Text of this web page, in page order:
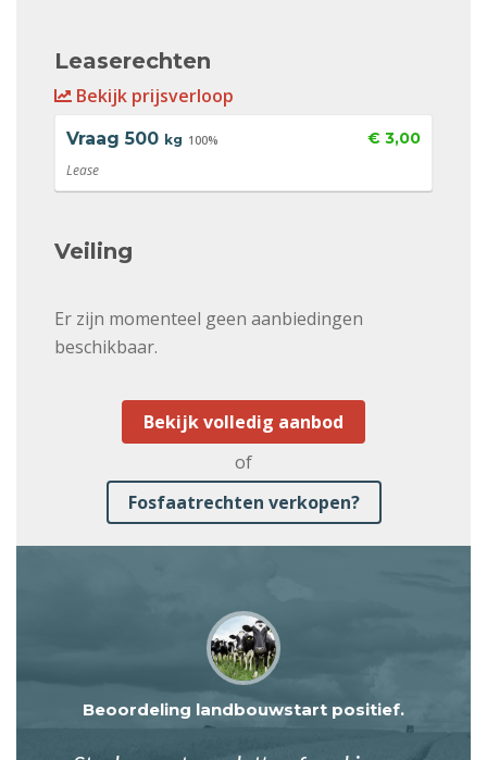
Leaserechten
Bekijk prijsverloop
Vraag 500 kg 100% € 3,00
Lease
Veiling
Er zijn momenteel geen aanbiedingen
beschikbaar.
Bekijk volledig aanbod
of
Fosfaatrechten verkopen?
Beoordeling landbouwstart positief.